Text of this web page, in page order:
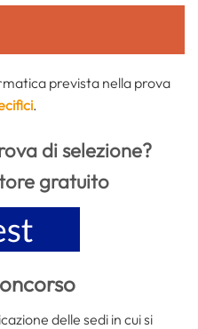
prevista nella prova
.
di selezione?
gratuito
delle sedi in cui si